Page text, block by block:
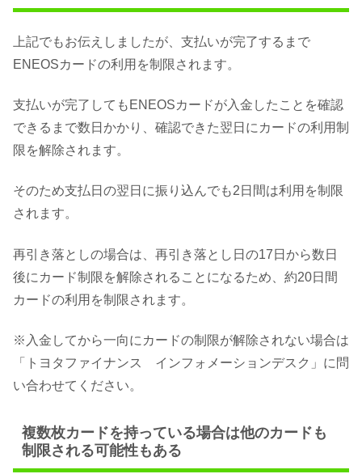
上記でもお伝えしましたが、支払いが完了するまで
ENEOSカードの利用を制限されます。
支払いが完了してもENEOSカードが入金したことを確認
できるまで数日かかり、確認できた翌日にカードの利用制
限を解除されます。
そのため支払日の翌日に振り込んでも2日間は利用を制限
されます。
再引き落としの場合は、再引き落とし日の17日から数日
後にカード制限を解除されることになるため、約20日間
カードの利用を制限されます。
※入金してから一向にカードの制限が解除されない場合は
「トヨタファイナンス インフォメーションデスク」に問
い合わせてください。
複数枚カードを持っている場合は他のカードも
制限される可能性もある